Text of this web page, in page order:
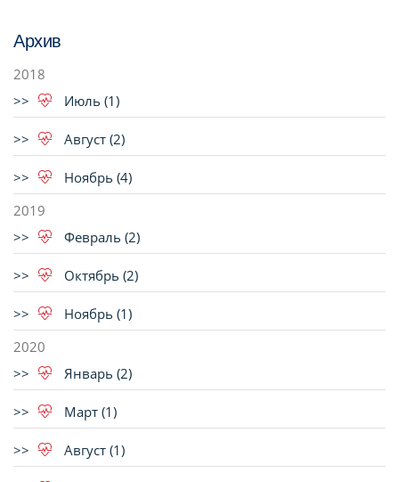
Архив
2018
Июль (1)
Август (2)
Ноябрь (4)
2019
Февраль (2)
Октябрь (2)
Ноябрь (1)
2020
Январь (2)
Март (1)
Август (1)